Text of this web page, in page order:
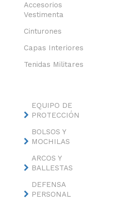
Accesorios
Vestimenta
Cinturones
Capas Interiores
Tenidas Militares
EQUIPO DE
PROTECCIÓN
BOLSOS Y
MOCHILAS
ARCOS Y
BALLESTAS
DEFENSA
PERSONAL